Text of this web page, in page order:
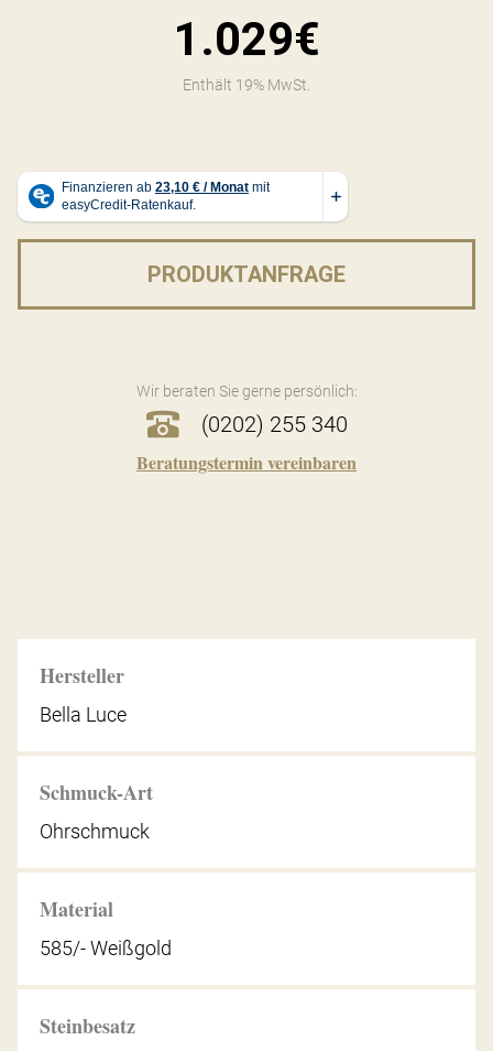
1.029€
Enthält 19% MwSt.
PRODUKTANFRAGE
Wir beraten Sie gerne persönlich:
(0202) 255 340
Beratungstermin vereinbaren
Hersteller
Bella Luce
Schmuck-Art
Ohrschmuck
Material
585/- Weißgold
Steinbesatz